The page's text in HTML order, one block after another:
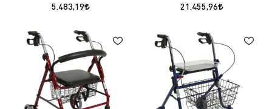
5.483,19 21.455,96